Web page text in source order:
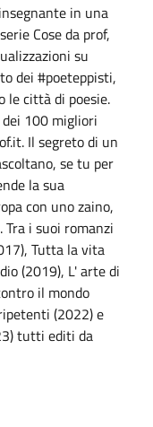
in una
Cose da prof,
su
dei #poeteppisti,
le città di poesie.
100 migliori
Il segreto di un
se tu per
la sua
con uno zaino,
i suoi romanzi
Tutta la vita
(2019), L' arte di
il mondo
(2022) e
tutti editi da